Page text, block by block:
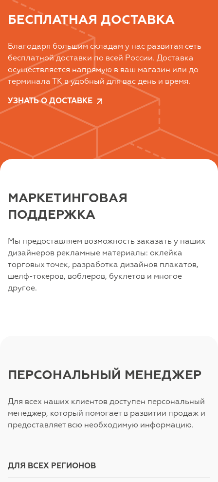
БЕСПЛАТНАЯ ДОСТАВКА
Благодаря большим складам у нас развитая сеть
бесплатной доставки по всей России. Доставка
осуществляется напрямую в ваш магазин или до
терминала ТК в удобный для вас день и время.
УЗНАТЬ О ДОСТАВКЕ
МАРКЕТИНГОВАЯ
ПОДДЕРЖКА
Мы предоставляем возможность заказать у наших
дизайнеров рекламные материалы: оклейка
торговых точек, разработка дизайнов плакатов,
шелф-токеров, воблеров, буклетов и многое
другое.
ПЕРСОНАЛЬНЫЙ МЕНЕДЖЕР
Для всех наших клиентов доступен персональный
менеджер, который помогает в развитии продаж и
предоставляет всю необходимую информацию.
ДЛЯ ВСЕХ РЕГИОНОВ